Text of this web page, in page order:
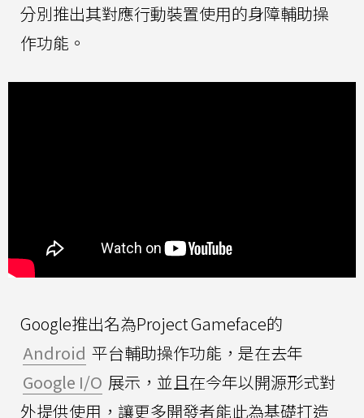
分別推出其對應行動裝置使用的身障輔助操
作功能。
Google推出名為Project Gameface的
Android 平台輔助操作功能，是在去年
Google I/O 展示，並且在今年以開源形式對
外提供使用，讓更多開發者能此為基礎打造